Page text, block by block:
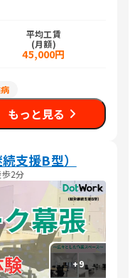
平均工賃
(月額)
45,000円
もっと見る
支援B型）
2分
+9